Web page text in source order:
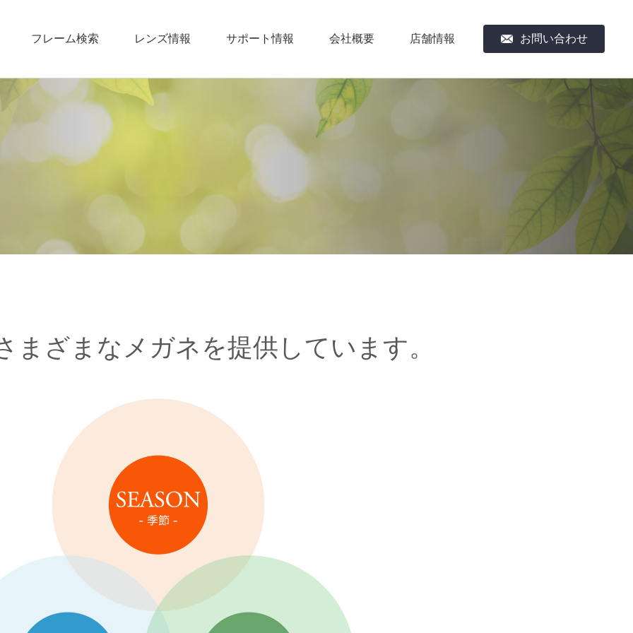
フレーム検索 レンズ情報 サポート情報 会社概要 店舗情報 お問い合わせ
まざまな メガネを提供しています。